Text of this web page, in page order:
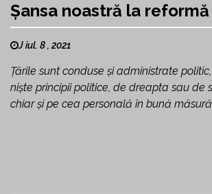
Șansa noastră la reformă
J iul. 8 , 2021
Țările sunt conduse și administrate
niște principii politice, de dreapta sau
chiar și pe cea personală în bună